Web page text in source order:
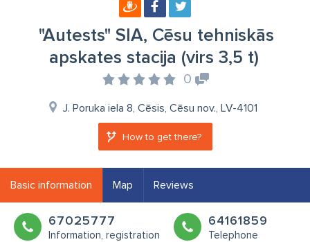
"Autests" SIA, Cēsu tehniskās
apskates stacija (virs 3,5 t)
0
J. Poruka iela 8, Cēsis, Cēsu nov., LV-4101
How to get there?
Basic information Map Reviews
67025777
Information, registration
64161859
Telephone